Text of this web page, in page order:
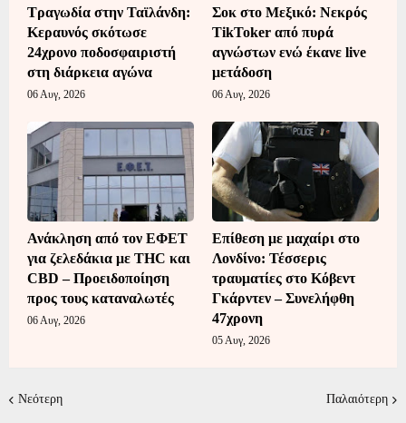
Τραγωδία στην Ταϊλάνδη:
Κεραυνός σκότωσε
24χρονο ποδοσφαιριστή
στη διάρκεια αγώνα
06 Αυγ, 2026
Σοκ στο Μεξικό: Νεκρός
TikToker από πυρά
αγνώστων ενώ έκανε live
μετάδοση
06 Αυγ, 2026
Ανάκληση από τον ΕΦΕΤ
για ζελεδάκια με THC και
CBD – Προειδοποίηση
προς τους καταναλωτές
06 Αυγ, 2026
Επίθεση με μαχαίρι στο
Λονδίνο: Τέσσερις
τραυματίες στο Κόβεντ
Γκάρντεν – Συνελήφθη
47χρονη
05 Αυγ, 2026
Νεότερη Παλαιότερη